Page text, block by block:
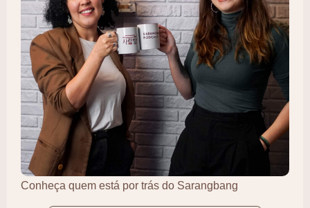
Conheça quem está por trás do Sarangbang